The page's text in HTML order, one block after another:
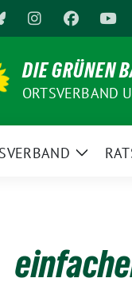
DIE GRÜNEN
ORTSVERBAND
Zeige